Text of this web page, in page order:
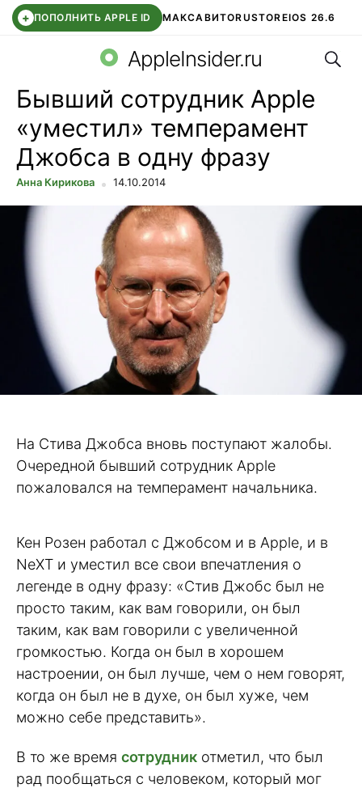
+ ПОПОЛНИТЬ APPLE ID МАКСАВИТОRUSTOREIOS 26.6
СБЕР КИДС ВТБ ОНЛАЙН ЧАТ В ROBLOX
AppleInsider.ru
Бывший сотрудник Apple
«уместил» темперамент
Джобса в одну фразу
Анна Кирикова 14.10.2014
На Стива Джобса вновь поступают жалобы.
Очередной бывший сотрудник Apple
пожаловался на темперамент начальника.
Кен Розен работал с Джобсом и в Apple, и в
NeXT и уместил все свои впечатления о
легенде в одну фразу: «Стив Джобс был не
просто таким, как вам говорили, он был
таким, как вам говорили с увеличенной
громкостью. Когда он был в хорошем
настроении, он был лучше, чем о нем говорят,
когда он был не в духе, он был хуже, чем
можно себе представить».
В то же время сотрудник отметил, что был
рад пообщаться с человеком, который мог